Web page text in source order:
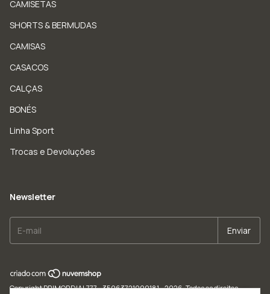
CAMISETAS
SHORTS & BERMUDAS
CAMISAS
CASACOS
CALÇAS
BONÉS
Linha Sport
Trocas e Devoluções
Newsletter
Copyright PRIMORDIAL777 - 35963721000181 - 2026. Todos os direitos